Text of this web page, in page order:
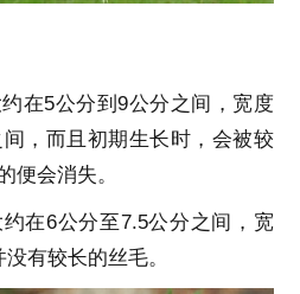
在5公分到9公分之间，宽度
，而且初期生长时，会被较
便会消失。
在6公分至7.5公分之间，宽
有较长的丝毛。